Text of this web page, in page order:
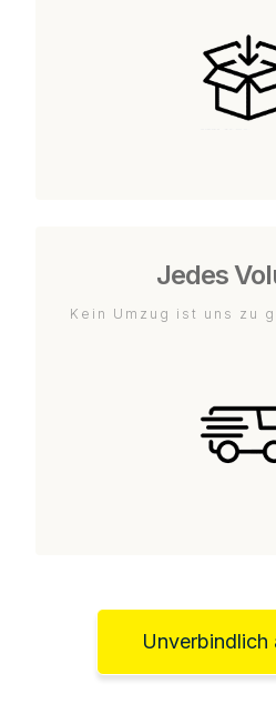
Jedes
Kein Umzug ist uns zu
Unverbindlich